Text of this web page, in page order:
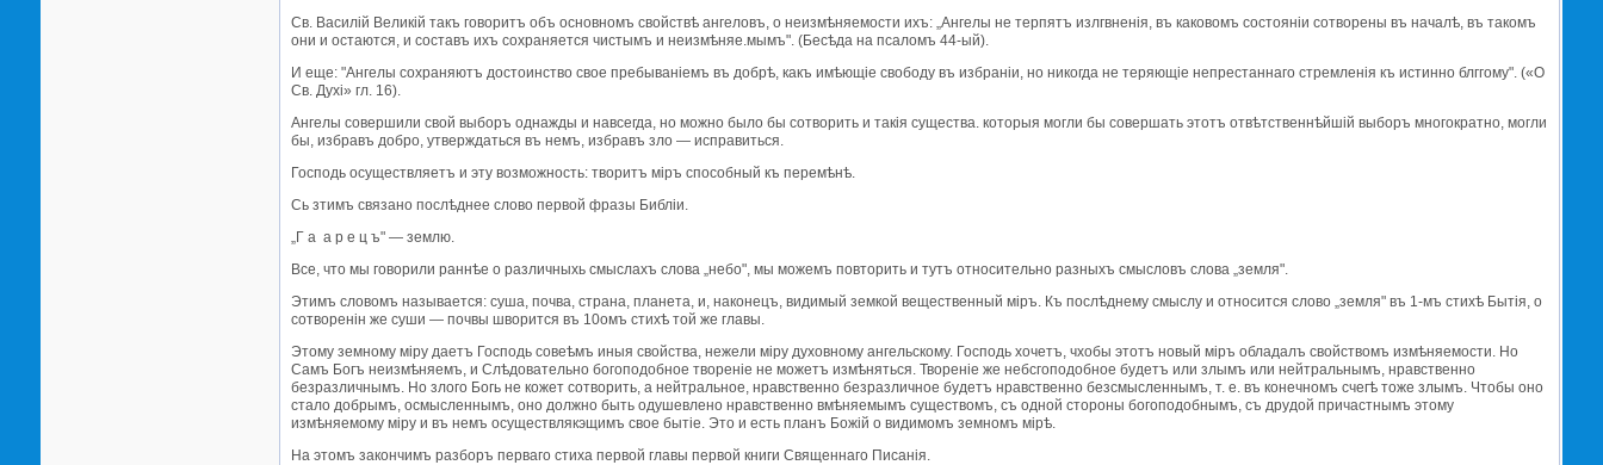
Св. Василiй Великiй такъ говоритъ объ основномъ свойствѣ ангеловъ, о неизмѣняемости ихъ: „Ангелы не терпятъ излгвненiя, въ каковомъ состоянiи сотворены въ началѣ, въ такомъ
они и остаются, и составъ ихъ сохраняется чистымъ и неизмѣняе.мымъ". (Бесѣда на псаломъ 44-ый).
И еще: "Ангелы сохраняютъ достоинство свое пребыванiемъ въ добрѣ, какъ имѣющiе свободу въ избранiи, но никогда не теряющiе непрестаннаго стремленiя къ истинно блггому". («О
Св. Духi» гл. 16).
Ангелы совершили свой выборъ однажды и навсегда, но можно было бы сотворить и такiя существа. которыя могли бы совершать этотъ отвѣтственнѣйшiй выборъ многократно, могли
бы, избравъ добро, утверждаться въ немъ, избравъ зло — исправиться.
Господь осуществляетъ и эту возможность: творитъ мiръ способный къ перемѣнѣ.
Сь зтимъ связано послѣднее слово первой фразы Библiи.
„Г а а р е ц ъ" — землю.
Все, что мы говорили раннѣе о различныхь смыслахъ слова „небо", мы можемъ повторить и тутъ относительно разныхъ смысловъ слова „земля".
Этимъ словомъ называется: суша, почва, страна, планета, и, наконецъ, видимый земкой вещественный мiръ. Къ послѣднему смыслу и относится слово „земля" въ 1-мъ стихѣ Бытiя, о
сотворенiн же суши — почвы шворится въ 10омъ стихѣ той же главы.
Этому земному мiру даетъ Господь совеѣмъ иныя свойства, нежели мiру духовному ангельскому. Господь хочетъ, чхобы этотъ новый мiръ обладалъ свойствомъ измѣняемости. Но
Самъ Богъ неизмѣняемъ, и Слѣдовательно богоподобное творенiе не можетъ измѣняться. Творенiе же небсгоподобное будетъ или злымъ или нейтральнымъ, нравственно
безразличнымъ. Но злого Богь не кожет сотворить, а нейтральное, нравственно безразличное будетъ нравственно безсмысленнымъ, т. е. въ конечномъ счегѣ тоже злымъ. Чтобы оно
стало добрымъ, осмысленнымъ, оно должно быть одушевлено нравственно вмѣняемымъ существомъ, съ одной стороны богоподобнымъ, съ друдой причастнымъ этому
измѣняемому мiру и въ немъ осуществлякэщимъ свое бытiе. Это и есть планъ Божiй о видимомъ земномъ мiрѣ.
На этомъ закончимъ разборъ перваго стиха первой главы первой книги Священнаго Писанiя.